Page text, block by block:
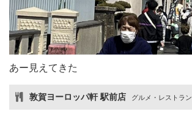
あー見えてきた
敦賀ヨーロッパ軒 駅前店 グルメ・レストラン